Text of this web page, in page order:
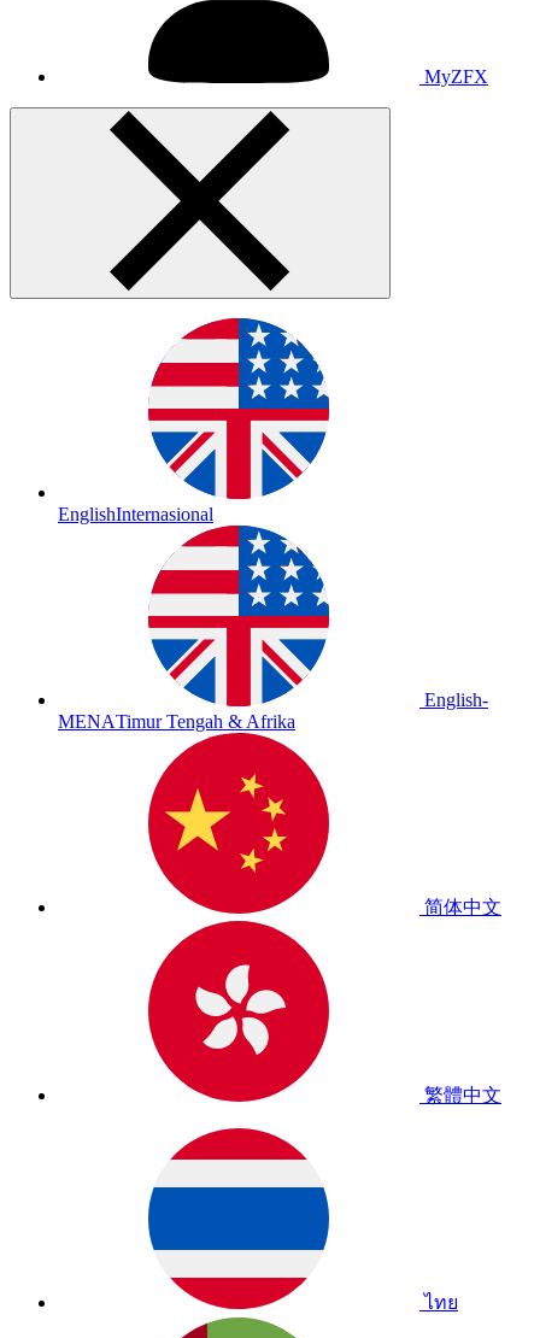
MyZFX
EnglishInternasional
English-
MENATimur Tengah & Afrika
简体中文
繁體中文
ไทย